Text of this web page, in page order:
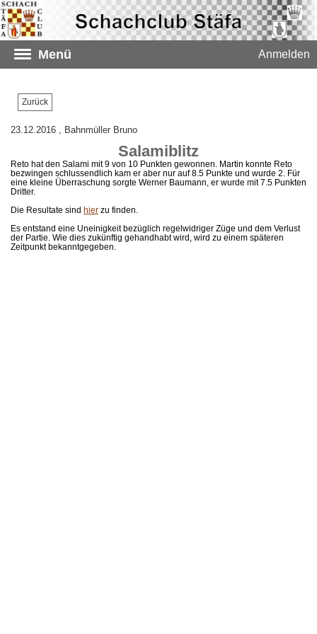
Menü Anmelden
Zurück
23.12.2016 , Bahnmüller Bruno
Salamiblitz
Reto hat den Salami mit 9 von 10 Punkten gewonnen. Martin konnte Reto
bezwingen schlussendlich kam er aber nur auf 8.5 Punkte und wurde 2. Für
eine kleine Überraschung sorgte Werner Baumann, er wurde mit 7.5 Punkten
Dritter.
Die Resultate sind hier zu finden.
Es entstand eine Uneinigkeit bezüglich regelwidriger Züge und dem Verlust
der Partie. Wie dies zukünftig gehandhabt wird, wird zu einem späteren
Zeitpunkt bekanntgegeben.